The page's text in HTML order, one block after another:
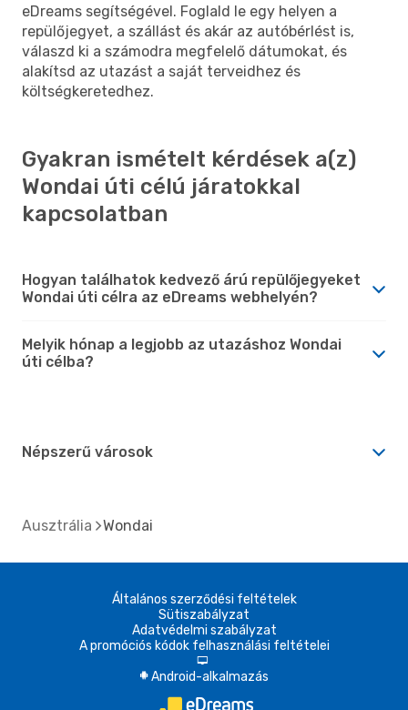
eDreams segítségével. Foglald le egy helyen a
repülőjegyet, a szállást és akár az autóbérlést is,
válaszd ki a számodra megfelelő dátumokat, és
alakítsd az utazást a saját terveidhez és
költségkeretedhez.
Gyakran ismételt kérdések a(z)
Wondai úti célú járatokkal
kapcsolatban
Hogyan találhatok kedvező árú repülőjegyeket
Wondai úti célra az eDreams webhelyén?
Melyik hónap a legjobb az utazáshoz Wondai
úti célba?
Népszerű városok
Ausztrália Wondai
Általános szerződési feltételek
Sütiszabályzat
Adatvédelmi szabályzat
A promóciós kódok felhasználási feltételei
d
A Android-alkalmazás